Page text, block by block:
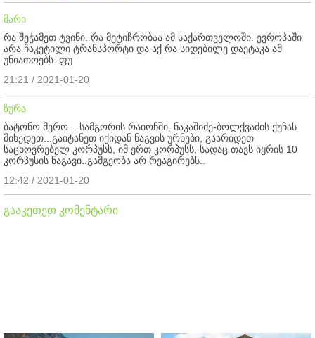
მარი
რა შეჭამეთ ტვინი. რა მეტიჩრობაა ამ საქართველოში. ევროპაში
არა ჩაკეტილი ტრანსპორტი და აქ რა სიდებილე დაეტაკა ამ
უნიათოებს. ფუ
21:21 / 2021-01-20
ზურა
ბატონო მერო... სამგორის რაიონში, ნაკაშიძე-ბოლქვაძის ქუჩას
მიხედეთ...გაიტანეთ იქიდან ნაგვის ურნები, გაარიდეთ
საცხოვრებელ კორპუსს, იმ ერთ კორპუსს, სადაც თავს იყრის 10
კორპუსის ნაგავი..გამგეობა არ რეაგირებს..
12:42 / 2021-01-20
გააკეთეთ კომენტარი